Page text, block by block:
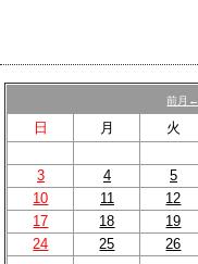
OBページ
あすなろ会（父母会）
リンク
前月←
日 月 火
3
4 5
10
11 12
17
18 19
24
25 26